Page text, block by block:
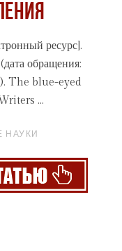
ресурс].
обращения:
The blue-eyed
...
НАУКИ